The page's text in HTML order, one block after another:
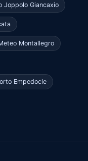
Joppolo Giancaxio
Montallegro
Empedocle